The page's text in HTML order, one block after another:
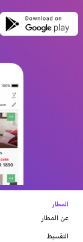
المطار
عن المطار
التقسيط